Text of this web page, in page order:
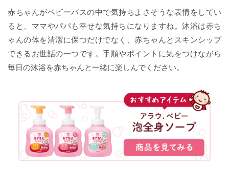
赤ちゃんがベビーバスの中で気持ちよさそうな表情をしてい
ると、ママやパパも幸せな気持ちになりますね。沐浴は赤ち
ゃんの体を清潔に保つだけでなく、赤ちゃんとスキンシップ
できるお世話の一つです。手順やポイントに気をつけながら
毎日の沐浴を赤ちゃんと一緒に楽しんでください。